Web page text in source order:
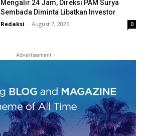
Mengalir 24 Jam, Direksi PAM Surya
Sembada Diminta Libatkan Investor
Redaksi - August 7, 2026 0
- Advertisement -